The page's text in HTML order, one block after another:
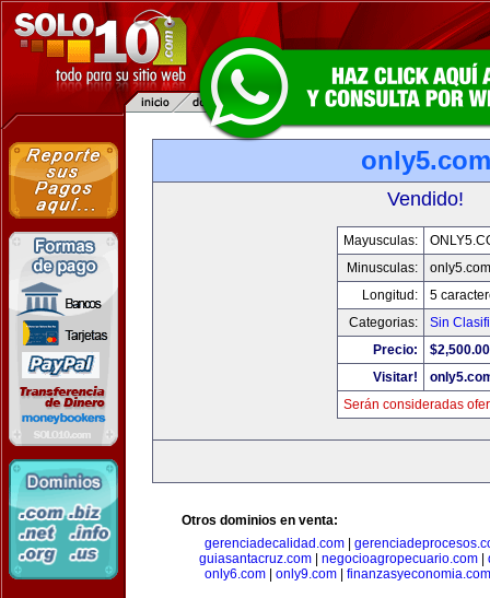
only5.com
Vendido!
Mayusculas:
Minusculas:
only5.com
Longitud:
5
Categorias:
Sin
Precio:
$2,500.00
Visitar!
Serán consideradas
Otros dominios en venta:
gerenciadecalidad.com|
guiasantacruz.com
negocioagropecuario.com
only6.com| only9.com| finanzasyeconomia.com